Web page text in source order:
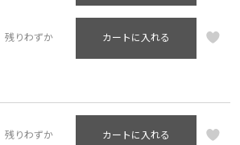
残りわずか カートに入れる
残りわずか カートに入れる